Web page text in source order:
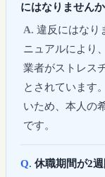
にはなりません
違反にはなり
ニュアルにより
業者がストレス
とされています
いため、本人の
です。
休職期間が2